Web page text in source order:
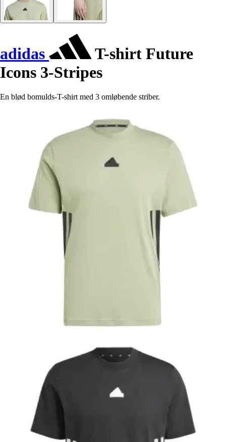
adidas
T-shirt Future
Icons 3-Stripes
En blød bomulds-T-shirt med 3 omløbende striber.